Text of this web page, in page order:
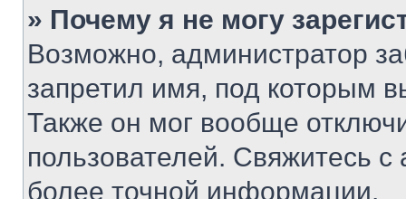
» Почему я не могу
Возможно, администратор
запретил имя, под которым
Также он мог вообще
пользователей. Свяжитесь
более точной информации.